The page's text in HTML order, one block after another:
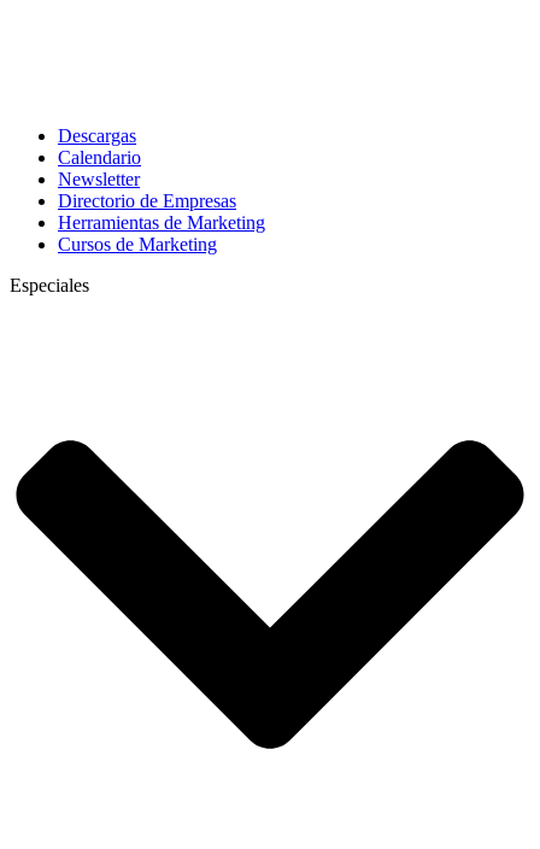
Descargas
Calendario
Newsletter
Directorio de Empresas
Herramientas de Marketing
Cursos de Marketing
Especiales